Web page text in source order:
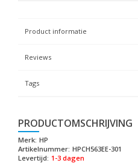
Product informatie
Reviews
Tags
PRODUCTOMSCHRIJVING
Merk: HP
Artikelnummer: HPCH563EE-301
Levertijd: 1-3 dagen